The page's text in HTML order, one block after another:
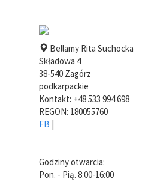
Bellamy Rita Suchocka
Składowa 4
38-540 Zagórz
podkarpackie
Kontakt: +48 533 994 698
REGON: 180055760
FB |
Godziny otwarcia:
Pon. - Pią. 8:00-16:00